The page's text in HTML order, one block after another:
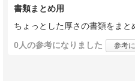
書類まとめ用
ちょっとした厚さの書類をまと
0人の参考になりました 参考